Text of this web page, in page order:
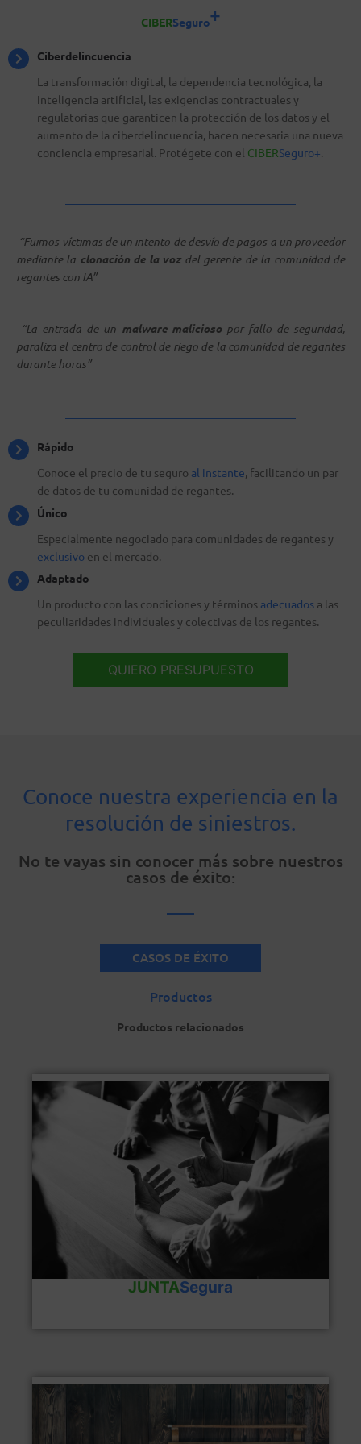
CIBERSeguro+
Ciberdelincuencia
La transformación digital, la dependencia tecnológica, la
inteligencia artificial, las exigencias contractuales y
regulatorias que garanticen la protección de los datos y el
aumento de la ciberdelincuencia, hacen necesaria una nueva
conciencia empresarial. Protégete con el CIBERSeguro+.
“Fuimos víctimas de un intento de desvío de pagos a un proveedor
mediante la clonación de la vozdel gerente de la comunidad de
regantes con IA”
“La entrada de un malware maliciosopor fallo de seguridad,
paraliza el centro de control de riego de la comunidad de regantes
durante horas”
Rápido
Conoce el precio de tu seguro al instante, facilitando un par
de datos de tu comunidad de regantes.
Único
Especialmente negociado para comunidades de regantes y
exclusivo en el mercado.
Adaptado
Un producto con las condiciones y términos adecuados a las
peculiaridades individuales y colectivas de los regantes.
QUIERO PRESUPUESTO
Conoce nuestra experiencia en la
resolución de siniestros.
No te vayas sin conocer más sobre nuestros
casos de éxito:
CASOS DE ÉXITO
Productos
Productos relacionados
JUNTASegura
Ventajas del producto
JUNTASegura